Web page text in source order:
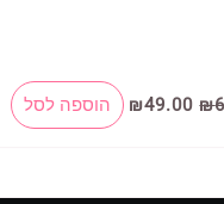
₪ המחיר
המקורי
₪49.00
המחיר
הנוכחי
הוספה לסל